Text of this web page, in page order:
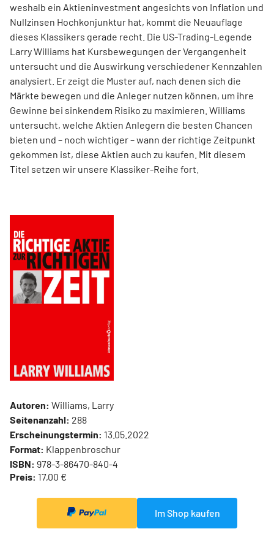
weshalb ein Aktieninvestment angesichts von Inflation und
Nullzinsen Hochkonjunktur hat, kommt die Neuauflage
dieses Klassikers gerade recht. Die US-Trading-Legende
Larry Williams hat Kursbewegungen der Vergangenheit
untersucht und die Auswirkung verschiedener Kennzahlen
analysiert. Er zeigt die Muster auf, nach denen sich die
Märkte bewegen und die Anleger nutzen können, um ihre
Gewinne bei sinkendem Risiko zu maximieren. Williams
untersucht, welche Aktien Anlegern die besten Chancen
bieten und – noch wichtiger – wann der richtige Zeitpunkt
gekommen ist, diese Aktien auch zu kaufen. Mit diesem
Titel setzen wir unsere Klassiker-Reihe fort.
Autoren: Williams, Larry
Seitenanzahl: 288
Erscheinungstermin: 13.05.2022
Format: Klappenbroschur
ISBN: 978-3-86470-840-4
Preis: 17,00 €
Im Shop kaufen